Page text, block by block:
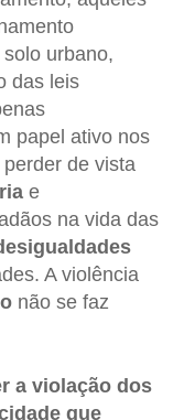
urbano,
das leis
papel ativo nos
de vista
e
na vida das
A violência
não se faz
a violação dos
que